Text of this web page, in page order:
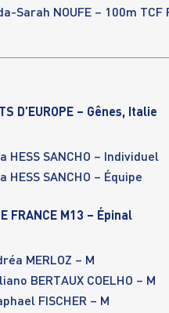
Sarah NOUFE – 100m TCF
D’EUROPE – Gênes, Italie
HESS SANCHO – Individuel
HESS SANCHO – Équipe
FRANCE M13 – Épinal
MERLOZ – M
BERTAUX COELHO – M
FISCHER– M